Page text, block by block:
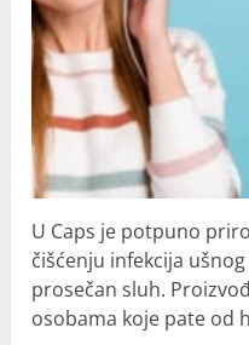
U Caps je potpuno
čišćenju infekcija
prosečan sluh.
osobama koje pate od